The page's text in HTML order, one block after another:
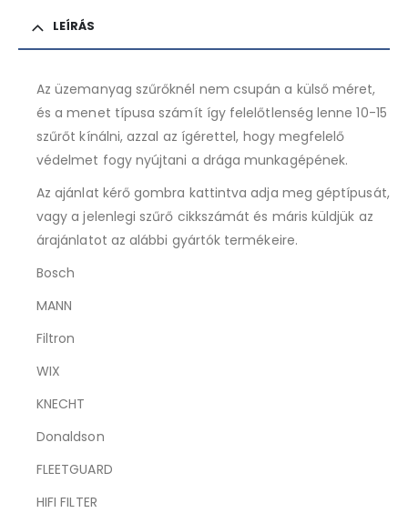
LEÍRÁS
Az üzemanyag szűrőknél nem csupán a külső méret,
és a menet típusa számít így felelőtlenség lenne 10-15
szűrőt kínálni, azzal az ígérettel, hogy megfelelő
védelmet fogy nyújtani a drága munkagépének.
Az ajánlat kérő gombra kattintva adja meg géptípusát,
vagy a jelenlegi szűrő cikkszámát és máris küldjük az
árajánlatot az alábbi gyártók termékeire.
Bosch
MANN
Filtron
WIX
KNECHT
Donaldson
FLEETGUARD
HIFI FILTER